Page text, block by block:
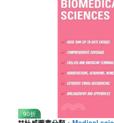
90折